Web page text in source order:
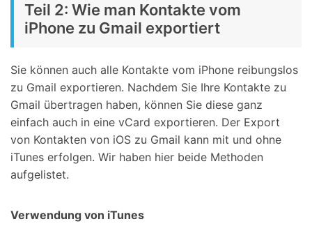
Teil 2: Wie man Kontakte vom
iPhone zu Gmail exportiert
Sie können auch alle Kontakte vom iPhone reibungslos
zu Gmail exportieren. Nachdem Sie Ihre Kontakte zu
Gmail übertragen haben, können Sie diese ganz
einfach auch in eine vCard exportieren. Der Export
von Kontakten von iOS zu Gmail kann mit und ohne
iTunes erfolgen. Wir haben hier beide Methoden
aufgelistet.
Verwendung von iTunes